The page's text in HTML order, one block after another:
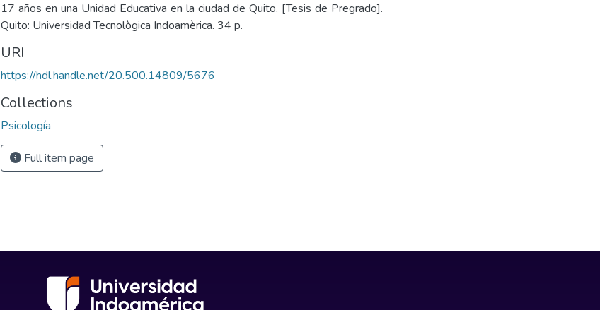
17 años en una Unidad Educativa en la ciudad de Quito. [Tesis de Pregrado].
Quito: Universidad Tecnològica Indoamèrica. 34 p.
URI
https://hdl.handle.net/20.500.14809/5676
Collections
Psicología
Full item page